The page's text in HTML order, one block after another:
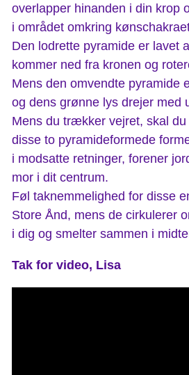
overlapper hinanden i din krop
i området omkring
Den lodrette pyramide er lavet
kommer ned fra kronen og
Mens den omvendte pyramide
og dens grønne lys drejer med
Mens du trækker vejret, skal
disse to pyramideformede
i modsatte retninger, forener
mor i dit centrum.
Føl taknemmelighed for disse
Store Ånd, mens de cirkulerer
i dig og smelter sammen i
Tak for video, Lisa